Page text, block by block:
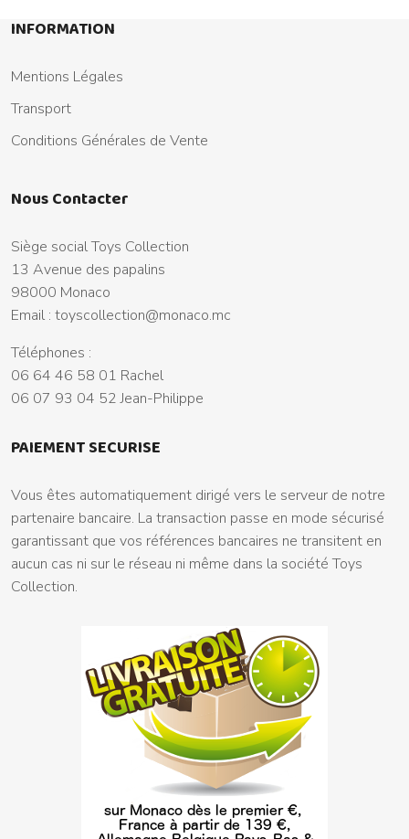
INFORMATION
Mentions Légales
Transport
Conditions Générales de Vente
Nous Contacter
Siège social Toys Collection
13 Avenue des papalins
98000 Monaco
Email : toyscollection@monaco.mc
Téléphones :
06 64 46 58 01 Rachel
06 07 93 04 52 Jean-Philippe
PAIEMENT SECURISE
Vous êtes automatiquement dirigé vers le serveur de notre
partenaire bancaire. La transaction passe en mode sécurisé
garantissant que vos références bancaires ne transitent en
aucun cas ni sur le réseau ni même dans la société Toys
Collection.